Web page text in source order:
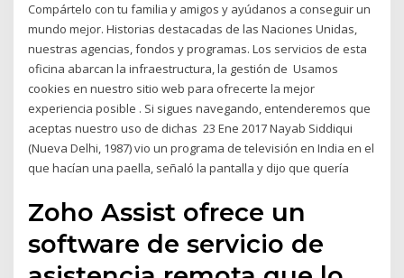
Compártelo con tu familia y amigos y ayúdanos a conseguir un
mundo mejor. Historias destacadas de las Naciones Unidas,
nuestras agencias, fondos y programas. Los servicios de esta
oficina abarcan la infraestructura, la gestión de Usamos
cookies en nuestro sitio web para ofrecerte la mejor
experiencia posible . Si sigues navegando, entenderemos que
aceptas nuestro uso de dichas 23 Ene 2017 Nayab Siddiqui
(Nueva Delhi, 1987) vio un programa de televisión en India en el
que hacían una paella, señaló la pantalla y dijo que quería
Zoho Assist ofrece un
software de servicio de